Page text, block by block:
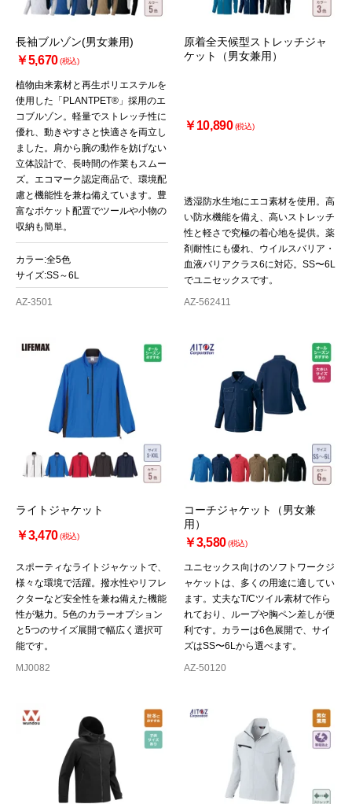
長袖ブルゾン(男女兼用)
￥5,670(税込)
植物由来素材と再生ポリエステルを
使用した「PLANTPET®」採用のエ
コブルゾン。軽量でストレッチ性に
優れ、動きやすさと快適さを両立し
ました。肩から腕の動作を妨げない
立体設計で、長時間の作業もスムー
ズ。エコマーク認定商品で、環境配
慮と機能性を兼ね備えています。豊
富なポケット配置でツールや小物の
収納も簡単。
カラー:全5色
サイズ:SS～6L
AZ-3501
原着全天候型ストレッチジャ
ケット（男女兼用）
￥10,890 (税込)
透湿防水生地にエコ素材を使用。高
い防水機能を備え、高いストレッチ
性と軽さで究極の着心地を提供。薬
剤耐性にも優れ、ウイルスバリア・
血液バリアクラス6に対応。SS〜6L
でユニセックスです。
AZ-562411
ライトジャケット
￥3,470(税込)
スポーティなライトジャケットで、
様々な環境で活躍。撥水性やリフレ
クターなど安全性を兼ね備えた機能
性が魅力。5色のカラーオプション
と5つのサイズ展開で幅広く選択可
能です。
MJ0082
コーチジャケット（男女兼
用）
￥3,580(税込)
ユニセックス向けのソフトワークジ
ャケットは、多くの用途に適してい
ます。丈夫なT/Cツイル素材で作ら
れており、ループや胸ペン差しが便
利です。カラーは6色展開で、サイ
ズはSS〜6Lから選べます。
AZ-50120